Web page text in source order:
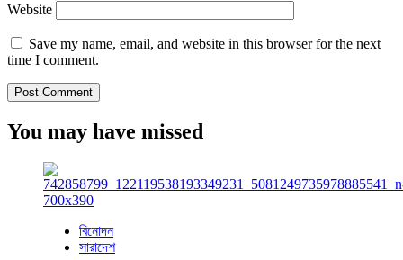
Website
Save my name, email, and website in this browser for the next
time I comment.
You may have missed
বিনোদন
সারাদেশ